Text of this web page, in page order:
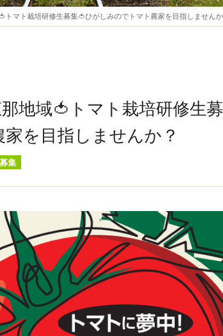
トマト栽培研修生募集🍅ひがしみのでトマト農家を目指しません
地域🍅トマト栽培研修生
を目指しませんか？
募集